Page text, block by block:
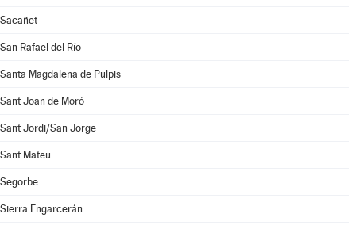
Sacañet
San Rafael del Río
Santa Magdalena de Pulpis
Sant Joan de Moró
Sant Jordi/San Jorge
Sant Mateu
Segorbe
Sierra Engarcerán